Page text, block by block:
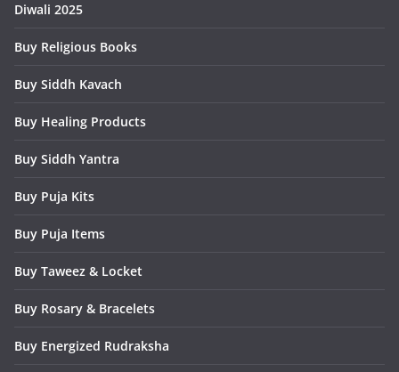
Diwali 2025
Buy Religious Books
Buy Siddh Kavach
Buy Healing Products
Buy Siddh Yantra
Buy Puja Kits
Buy Puja Items
Buy Taweez & Locket
Buy Rosary & Bracelets
Buy Energized Rudraksha